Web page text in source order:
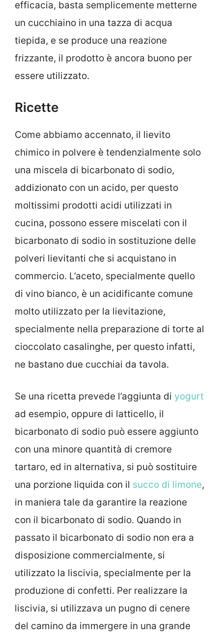
efficacia, basta semplicemente metterne
un cucchiaino in una tazza di acqua
tiepida, e se produce una reazione
frizzante, il prodotto è ancora buono per
essere utilizzato.
Ricette
Come abbiamo accennato, il lievito
chimico in polvere è tendenzialmente solo
una miscela di bicarbonato di sodio,
addizionato con un acido, per questo
moltissimi prodotti acidi utilizzati in
cucina, possono essere miscelati con il
bicarbonato di sodio in sostituzione delle
polveri lievitanti che si acquistano in
commercio. L’aceto, specialmente quello
di vino bianco, è un acidificante comune
molto utilizzato per la lievitazione,
specialmente nella preparazione di torte al
cioccolato casalinghe, per questo infatti,
ne bastano due cucchiai da tavola.
Se una ricetta prevede l’aggiunta di yogurt
ad esempio, oppure di latticello, il
bicarbonato di sodio può essere aggiunto
con una minore quantità di cremore
tartaro, ed in alternativa, si può sostituire
una porzione liquida con il succo di limone,
in maniera tale da garantire la reazione
con il bicarbonato di sodio. Quando in
passato il bicarbonato di sodio non era a
disposizione commercialmente, si
utilizzato la liscivia, specialmente per la
produzione di confetti. Per realizzare la
liscivia, si utilizzava un pugno di cenere
del camino da immergere in una grande